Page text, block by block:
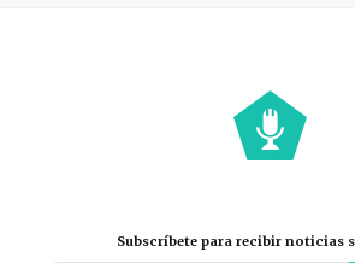
Subscríbete para recibir noticias